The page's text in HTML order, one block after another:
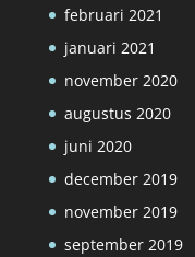
februari 2021
januari 2021
november 2020
augustus 2020
juni 2020
december 2019
november 2019
september 2019